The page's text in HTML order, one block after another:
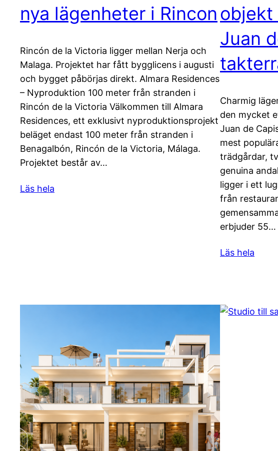
nya lägenheter i Rincon
Rincón de la Victoria ligger mellan Nerja och
Malaga. Projektet har fått bygglicens i augusti
och bygget påbörjas direkt. Almara Residences
– Nyproduktion 100 meter från stranden i
Rincón de la Victoria Välkommen till Almara
Residences, ett exklusivt nyproduktionsprojekt
beläget endast 100 meter från stranden i
Benagalbón, Rincón de la Victoria, Málaga.
Projektet består av…
Läs hela
objekt
Juan
Charmig
den mycket
Juan de
mest
trädgårdar,
genuina
ligger i ett
från
erbjuder 55…
Läs hela